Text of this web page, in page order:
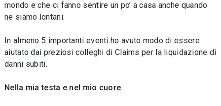
mondo e che ci fanno sentire un po’ a casa anche quando
ne siamo lontani.
In almeno 5 importanti eventi ho avuto modo di essere
aiutato dai preziosi colleghi di Claims per la liquidazione di
danni subiti.
Nella mia testa e nel mio cuore